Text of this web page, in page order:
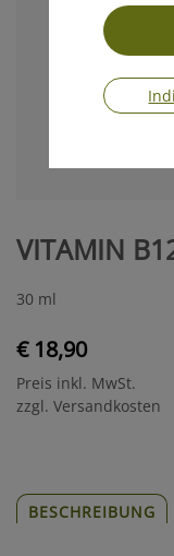
VITAMIN
30 ml
€ 18,90
Preis inkl. MwSt.
zzgl. Versandkosten
BESCHREIBUNG